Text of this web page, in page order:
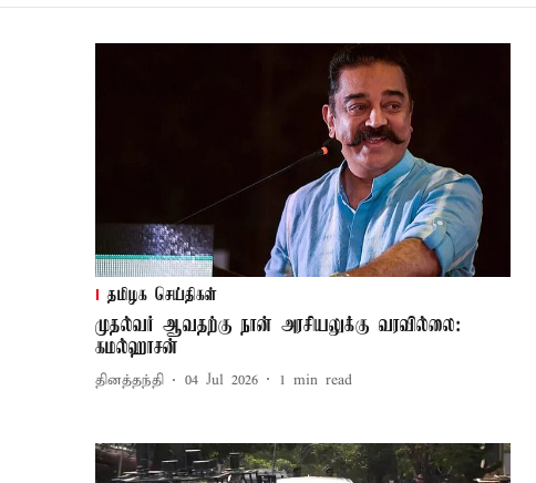
தமிழக செய்திகள்
முதல்வர் ஆவதற்கு நான் அரசியலுக்கு வரவில்லை:
கமல்ஹாசன்
தினத்தந்தி 04 Jul 2026 1 min read